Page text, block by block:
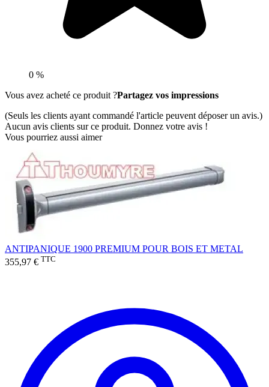
0 %
Vous avez acheté ce produit ?Partagez vos impressions
(Seuls les clients ayant commandé l'article peuvent déposer un avis.)
Aucun avis clients sur ce produit. Donnez votre avis !
Vous pourriez aussi aimer
ANTIPANIQUE 1900 PREMIUM POUR BOIS ET METAL
355,97 € TTC